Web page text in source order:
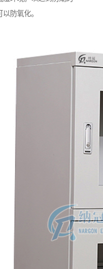
防氧化。